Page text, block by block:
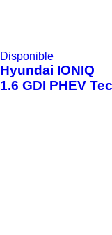
Disponible
Hyundai IONIQ
1.6 GDI PHEV